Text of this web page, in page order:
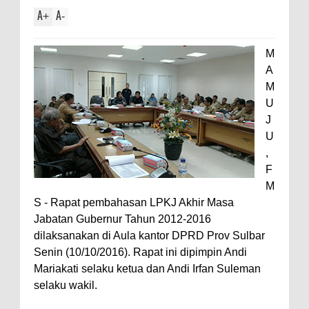
A+ A-
M
A
M
U
J
U
,
F
M
S - Rapat pembahasan LPKJ Akhir Masa
Jabatan Gubernur Tahun 2012-2016
dilaksanakan di Aula kantor DPRD Prov Sulbar
Senin (10/10/2016). Rapat ini dipimpin Andi
Mariakati selaku ketua dan Andi Irfan Suleman
selaku wakil.